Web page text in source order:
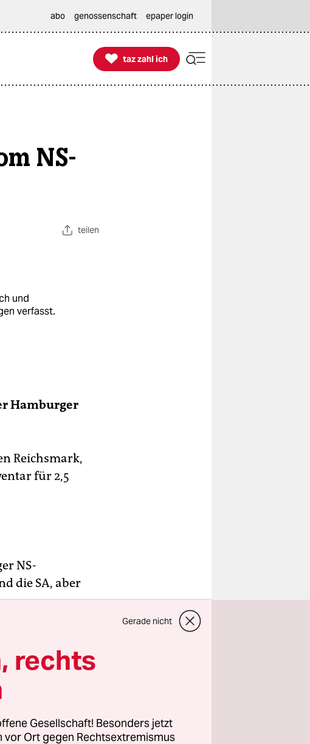
abo genossenschaft epaper login

taz zahl ich
taz zahl ich
NS-
teilen
und
verfasst.
Hamburger
Reichsmark,
für 2,5
NS-
die SA, aber
Vermögen?
der Partei,
war die
Vermögen
Gerade nicht
rechts
Gesellschaft! Besonders jetzt
vor Ort gegen Rechtsextremismus